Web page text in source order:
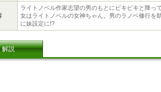
ライトノベル作家志望の男のもとにピキピキと降っ
女はライトノベルの女神ちゃん。男のラノベ修行を
に妹設定に!?
解説